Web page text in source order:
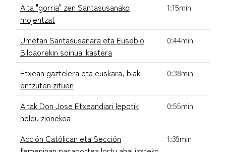
Aita "gorria" zen Santasusanako
mojentzat
1:15min
Umetan Santasusanara eta Eusebio
Bilbaorekin soinua ikastera
0:44min
Etxean gaztelera eta euskara, biak
entzuten zituen
0:38min
Aitak Don Jose Etxeandiari lepotik
heldu zionekoa
0:55min
Acción Católican eta Sección
1:39min